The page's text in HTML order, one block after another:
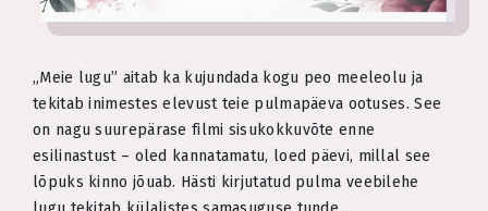
„Meie lugu” aitab ka kujundada kogu peo meeleolu ja
tekitab inimestes elevust teie pulmapäeva ootuses. See
on nagu suurepärase filmi sisukokkuvõte enne
esilinastust – oled kannatamatu, loed päevi, millal see
lõpuks kinno jõuab. Hästi kirjutatud pulma veebilehe